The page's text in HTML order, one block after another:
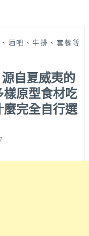
酒吧、牛排、套餐等
自夏威夷的
原型食材吃
完全自行選